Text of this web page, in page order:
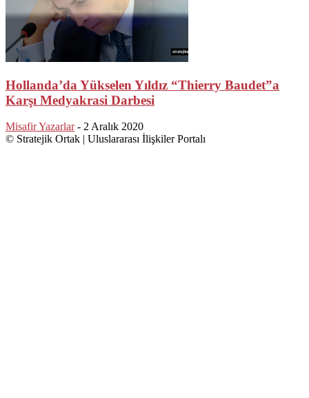
Hollanda’da Yükselen Yıldız “Thierry Baudet”a
Karşı Medyakrasi Darbesi
Misafir Yazarlar - 2 Aralık 2020
© Stratejik Ortak | Uluslararası İlişkiler Portalı